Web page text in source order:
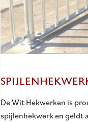
De Wit Hekwerken is
spijlenhekwerk en geldt